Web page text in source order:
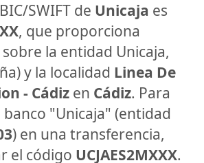
SWIFT de Unicaja es
, que proporciona
la entidad Unicaja,
y la localidad Linea De
- Cádiz en Cádiz. Para
"Unicaja" (entidad
) en una transferencia,
el código UCJAES2MXXX.